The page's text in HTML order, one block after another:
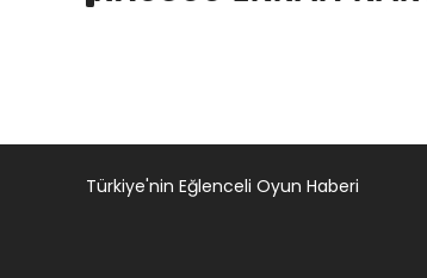
Türkiye'nin Eğlenceli Oyun Haberi